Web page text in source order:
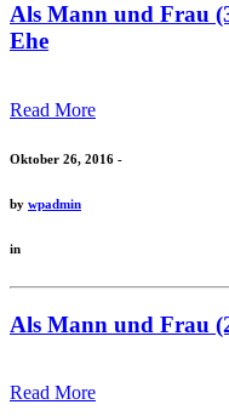
Als Mann und Frau
Ehe
Read More
Oktober 26, 2016 -
by wpadmin
in
Als Mann und Frau
Read More